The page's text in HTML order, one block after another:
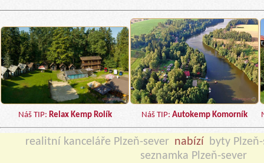
Náš TIP: Relax Kemp Rolík Náš TIP: Autokemp Komorník
realitní kanceláře Plzeň-sever nabízí
byty
seznamka Plzeň-sever